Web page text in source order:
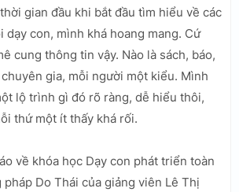
gian đầu khi bắt đầu tìm hiểu về các
dạy con, mình khá hoang mang. Cứ
cung thông tin vậy. Nào là sách, báo,
gia, mỗi người một kiểu. Mình
lộ trình gì đó rõ ràng, dễ hiểu thôi,
thứ một ít thấy khá rối.
về khóa học Dạy con phát triển toàn
Do Thái của giảng viên Lê Thị